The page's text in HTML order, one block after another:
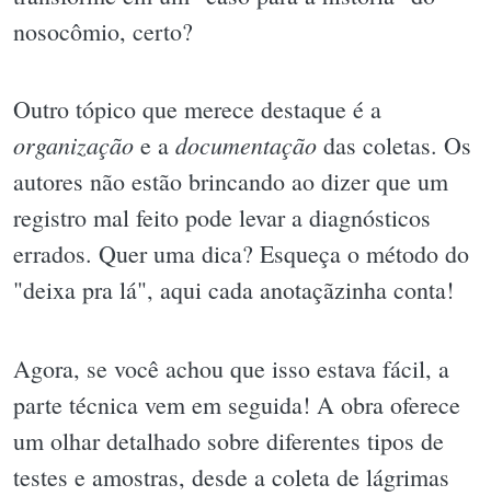
nosocômio, certo?
Outro tópico que merece destaque é a
organização e a documentação das coletas. Os
autores não estão brincando ao dizer que um
registro mal feito pode levar a diagnósticos
errados. Quer uma dica? Esqueça o método do
"deixa pra lá", aqui cada anotaçãzinha conta!
Agora, se você achou que isso estava fácil, a
parte técnica vem em seguida! A obra oferece
um olhar detalhado sobre diferentes tipos de
testes e amostras, desde a coleta de lágrimas